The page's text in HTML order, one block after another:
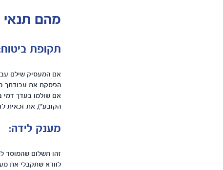
מהם תנאי
תקופת
הפסקת את עבודתך בזמן
הקובע"), את זכאית לדמי לידה בעד
מענק לידה:
זהו תשלום שהמוסד
לוודא שתקבלי את